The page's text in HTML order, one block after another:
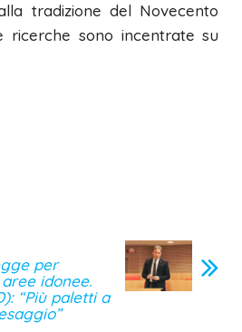
tradizione del Novecento
sono incentrate su
per
idonee.
“Più paletti a